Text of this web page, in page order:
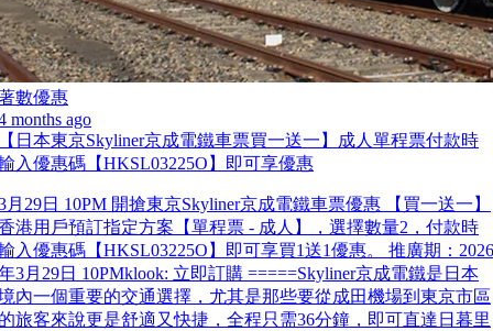
數優惠
months ago
日本東京Skyliner京成電鐵車票買一送一】成人單程票付款時
入優惠碼【HKSL03225O】即可享優惠
月29日 10PM 開搶東京Skyliner京成電鐵車票優惠 【買一送一】
港用戶預訂指定方案【單程票 - 成人】，選擇數量2，付款時
入優惠碼【HKSL03225O】即可享買1送1優惠。 推廣期：2026
3月29日 10PMklook: 立即訂購 =====Skyliner京成電鐵是日本
內一個重要的交通選擇，尤其是那些要從成田機場到東京市區
旅客來說更是舒適又快捷，全程只需36分鐘，即可直達日暮里